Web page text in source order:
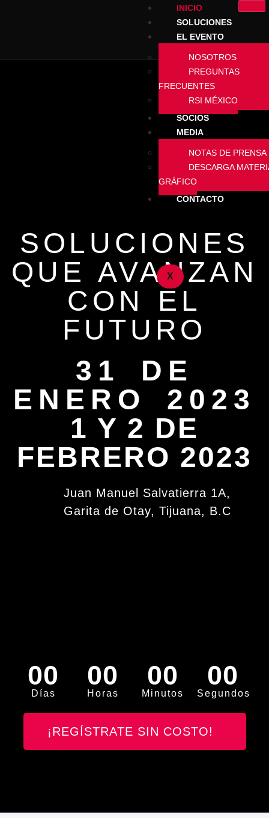
INICIO
SOLUCIONES
EL EVENTO
NOSOTROS
PREGUNTAS
FRECUENTES
RSI MÉXICO
SOCIOS
MEDIA
NOTAS DE PRENSA
DESCARGA
GRÁFICO
CONTACTO
X
SOLUCIONES
QUE AVANZAN
CON EL
FUTURO
31 DE
ENERO 2023
1 Y 2 DE
FEBRERO 2023
Juan Manuel Salvatierra 1A,
Garita de Otay, Tijuana, B.C
00
Días
00
Horas
00
Minutos
00
Segundos
¡REGÍSTRATE SIN COSTO!